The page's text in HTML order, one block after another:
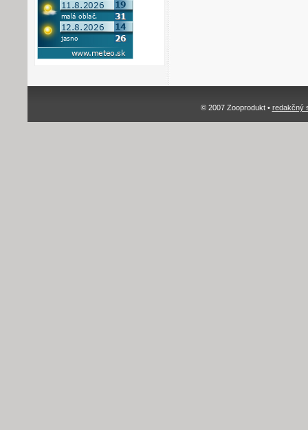
© 2007 Zooprodukt • redakčný